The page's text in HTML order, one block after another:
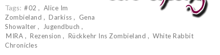
Tags: #02
Alice Im
Zombieland
Darkiss
Gena
Showalter
Jugendbuch
MIRA
Rezension Rückkehr Ins Zombieland
White Rabbit
Chronicles